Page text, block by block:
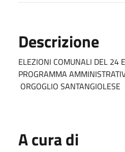
Descrizione
ELEZIONI COMUNALI DEL
PROGRAMMA
ORGOGLIO SANTANGIOLESE
A cura di